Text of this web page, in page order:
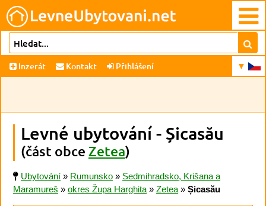
Inzerát Kontakt Přihlášení
Levné ubytování - Șicasău
(část obce Zetea)
Ubytování » Rumunsko » Sedmihradsko, Krišana a
Maramureš » okres Župa Harghita » Zetea » Șicasău